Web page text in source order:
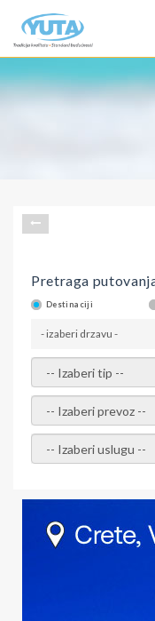
Pretraga
Destinaciji
- izaberi drzavu -
- izaberi tip -
- izaberi prevoz -
- Izaberite uslugu -